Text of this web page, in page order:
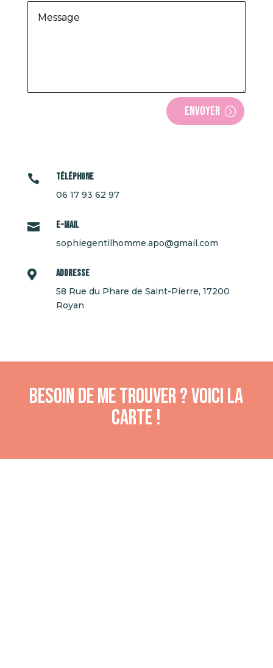
Envoyer
 Téléphone
06 17 93 62 97
 E-mail
sophiegentilhomme.apo@gmail.com
 Addresse
58 Rue du Phare de Saint-Pierre, 17200
Royan
Besoin de me trouver ? Voici la
carte !